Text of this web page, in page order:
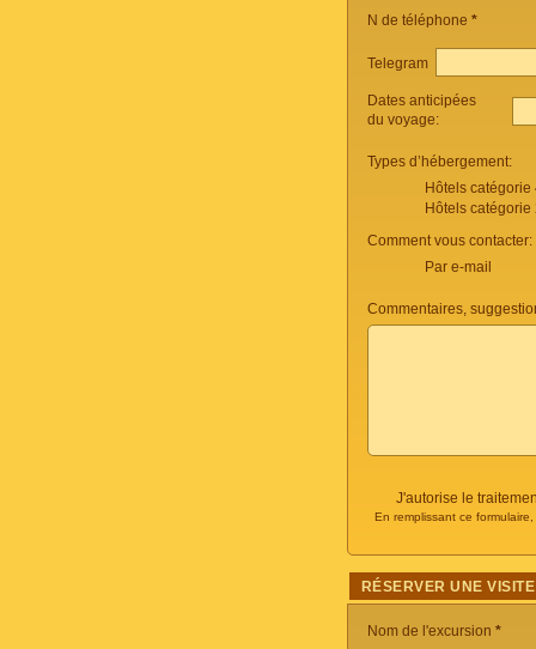
N de téléphone *
Telegram
Dates anticipées
du voyage:
Types d’hébergement:
Hôtels
Hôtels
Comment vous contacter:
Par e-mail
Commentaires,
J'autorise le
En remplissant ce
RÉSERVER UNE
Nom de l'excursion *